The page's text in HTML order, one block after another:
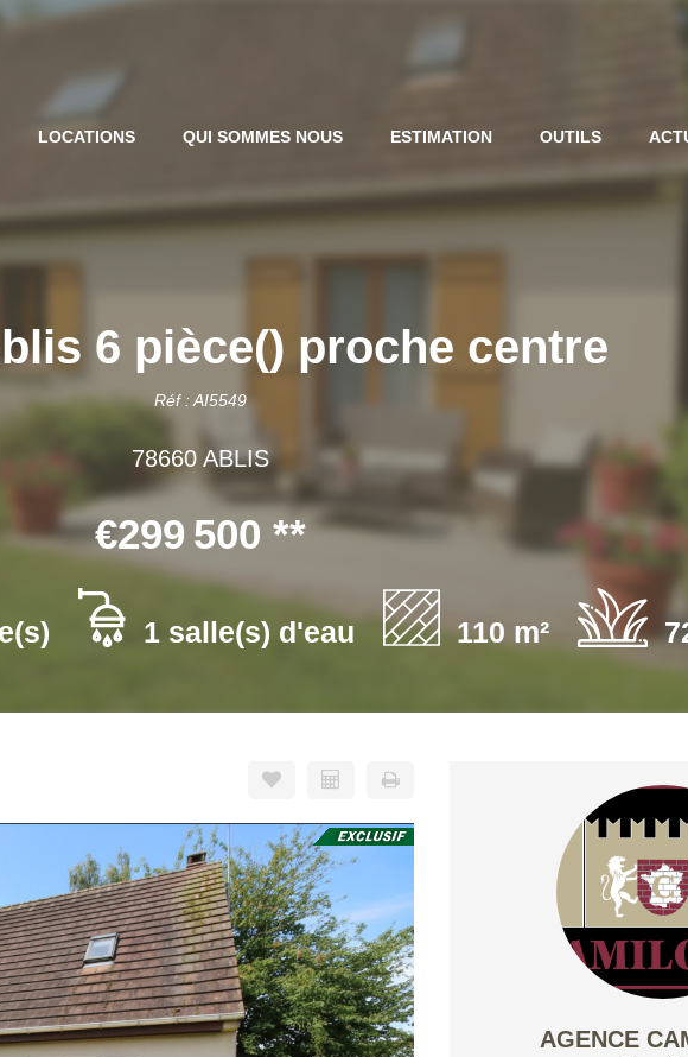
LOCATIONS QUI SOMMES NOUS ESTIMATION OUTILS
6 pièce() proche centre
Réf : AI5549
78660 ABLIS
€299 500 **
1 salle(s) d'eau 110 m²
AGENCE